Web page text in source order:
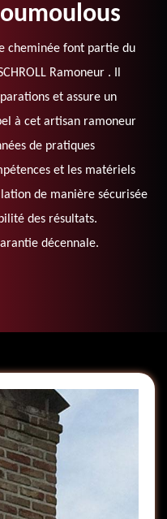
cheminée font partie du
Ramoneur . Il
et assure un
à cet artisan ramoneur
de pratiques
et les matériels
de manière sécurisée
des résultats.
décennale.